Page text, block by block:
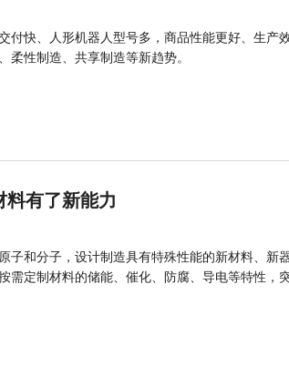
付快、人形机器人型号多，商品性能更好、生
柔性制造、共享制造等新趋势。
料有了新能力
子和分子，设计制造具有特殊性能的新材料、新
需定制材料的储能、催化、防腐、导电等特性，